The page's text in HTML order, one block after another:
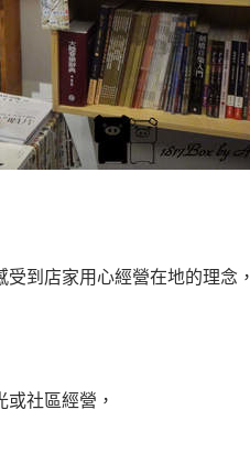
到店家用心經營在地的理念，
社區經營，